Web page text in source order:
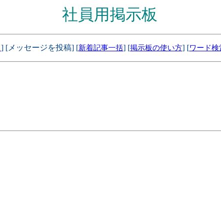
社員用掲示板
] [メッセージを投稿] [新着記事一括] [掲示板の使い方] [ワード検